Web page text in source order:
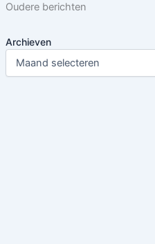
Oudere berichten
Archieven